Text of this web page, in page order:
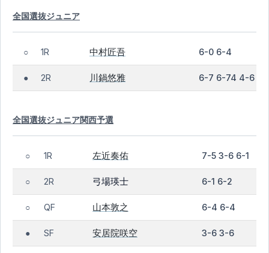
全国選抜ジュニア
○ 1R 中村匠吾 6-0 6-4
● 2R 川鍋悠雅 6-7 6-74 4-6
全国選抜ジュニア関西予選
○ 1R 左近奏佑 7-5 3-6 6-1
○ 2R 弓場瑛士 6-1 6-2
○ QF 山本敦之 6-4 6-4
● SF 安居院咲空 3-6 3-6